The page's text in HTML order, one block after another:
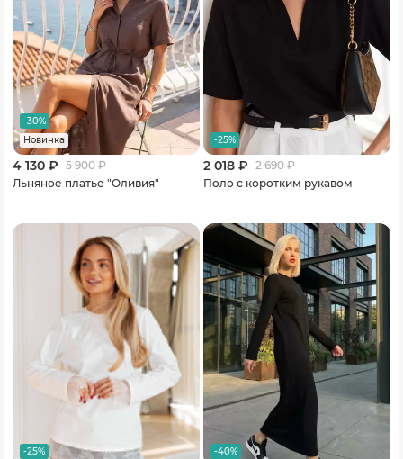
-30%
Новинка
4 130 ₽ 5 900₽
Льняное платье "Оливия"
-25%
2 018 ₽ 2 690₽
Поло с коротким рукавом
-25% -40%